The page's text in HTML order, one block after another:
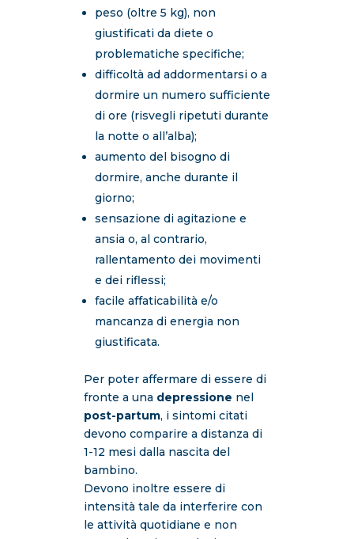
peso (oltre 5 kg), non
giustificati da diete o
problematiche specifiche;
difficoltà ad addormentarsi o a
dormire un numero sufficiente
di ore (risvegli ripetuti durante
la notte o all’alba);
aumento del bisogno di
dormire, anche durante il
giorno;
sensazione di agitazione e
ansia o, al contrario,
rallentamento dei movimenti
e dei riflessi;
facile affaticabilità e/o
mancanza di energia non
giustificata.
Per poter affermare di essere di
fronte a una depressione nel
post-partum, i sintomi citati
devono comparire a distanza di
1-12 mesi dalla nascita del
bambino.
Devono inoltre essere di
intensità tale da interferire con
le attività quotidiane e non